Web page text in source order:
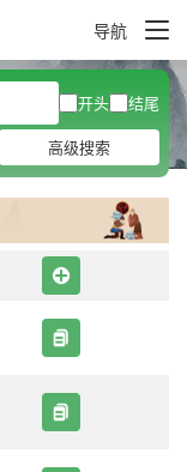
导航
开头
结尾
高级搜索